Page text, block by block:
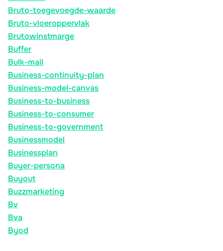
Bruto-toegevoegde-waarde
Bruto-vloeroppervlak
Brutowinstmarge
Buffer
Bulk-mail
Business-continuity-plan
Business-model-canvas
Business-to-business
Business-to-consumer
Business-to-government
Businessmodel
Businessplan
Buyer-persona
Buyout
Buzzmarketing
Bv
Bva
Byod